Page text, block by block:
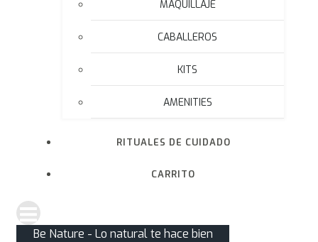
MAQUILLAJE
CABALLEROS
KITS
AMENITIES
RITUALES DE CUIDADO
CARRITO
Be Nature - Lo natural te hace bien